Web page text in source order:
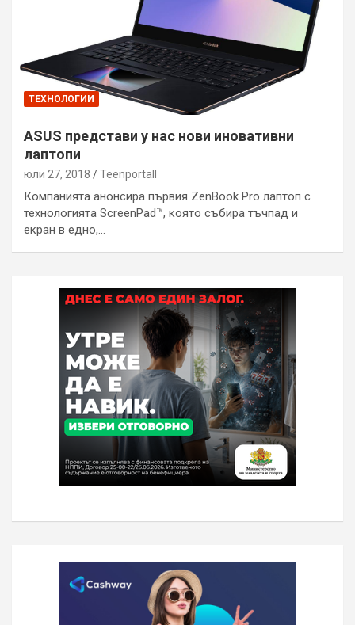
ТЕХНОЛОГИИ
ASUS представи у нас нови иновативни
лаптопи
юли 27, 2018 Teenportall
Компанията анонсира първия ZenBook Pro лаптоп с
технологията ScreenPad™, която събира тъчпад и
екран в едно,…